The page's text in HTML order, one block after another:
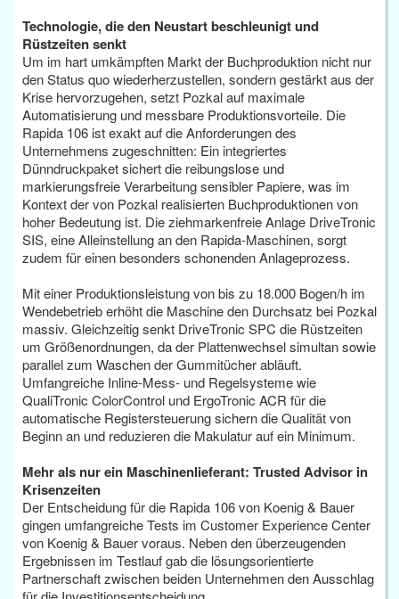
Technologie, die den Neustart beschleunigt und
Rüstzeiten senkt
Um im hart umkämpften Markt der Buchproduktion nicht nur
den Status quo wiederherzustellen, sondern gestärkt aus der
Krise hervorzugehen, setzt Pozkal auf maximale
Automatisierung und messbare Produktionsvorteile. Die
Rapida 106 ist exakt auf die Anforderungen des
Unternehmens zugeschnitten: Ein integriertes
Dünndruckpaket sichert die reibungslose und
markierungsfreie Verarbeitung sensibler Papiere, was im
Kontext der von Pozkal realisierten Buchproduktionen von
hoher Bedeutung ist. Die ziehmarkenfreie Anlage DriveTronic
SIS, eine Alleinstellung an den Rapida-Maschinen, sorgt
zudem für einen besonders schonenden Anlageprozess.
Mit einer Produktionsleistung von bis zu 18.000 Bogen/h im
Wendebetrieb erhöht die Maschine den Durchsatz bei Pozkal
massiv. Gleichzeitig senkt DriveTronic SPC die Rüstzeiten
um Größenordnungen, da der Plattenwechsel simultan sowie
parallel zum Waschen der Gummitücher abläuft.
Umfangreiche Inline-Mess- und Regelsysteme wie
QualiTronic ColorControl und ErgoTronic ACR für die
automatische Registersteuerung sichern die Qualität von
Beginn an und reduzieren die Makulatur auf ein Minimum.
Mehr als nur ein Maschinenlieferant: Trusted Advisor in
Krisenzeiten
Der Entscheidung für die Rapida 106 von Koenig & Bauer
gingen umfangreiche Tests im Customer Experience Center
von Koenig & Bauer voraus. Neben den überzeugenden
Ergebnissen im Testlauf gab die lösungsorientierte
Partnerschaft zwischen beiden Unternehmen den Ausschlag